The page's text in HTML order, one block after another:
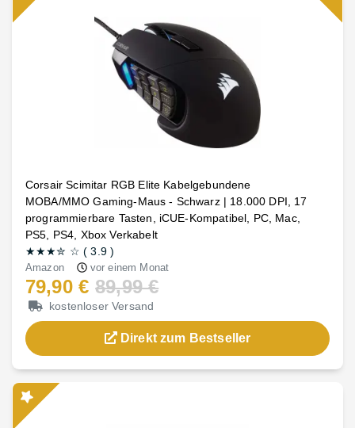
Corsair Scimitar RGB Elite Kabelgebundene
MOBA/MMO Gaming-Maus - Schwarz | 18.000 DPI, 17
programmierbare Tasten, iCUE-Kompatibel, PC, Mac,
PS5, PS4, Xbox Verkabelt
★★★✮ ☆ (3.9)
Amazon vor einem Monat
79,90 € 89,99 €
kostenloser Versand
Direkt zum Bestseller